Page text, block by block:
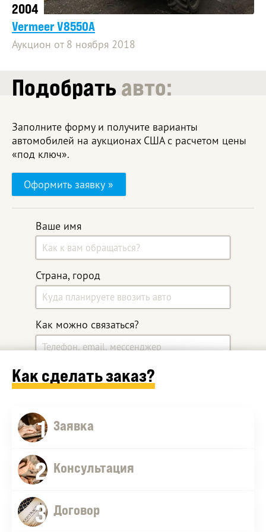
2004
Vermeer V8550A
Аукцион от 8 ноября 2018
Подобратьавто:
Заполните форму и получите варианты
автомобилей на аукционах США с расчетом цены
«под ключ».
Ваше имя
Страна, город
Как можно связаться?
Какой автомобиль ищите?
Дополнительные комментарии
Оформить заявку »
Как сделать заказ?
1 Заявка
2 Консультация
3 Договор